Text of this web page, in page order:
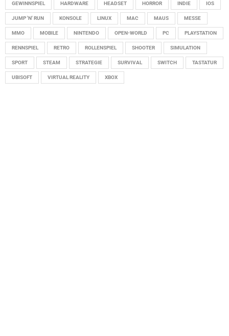
GEWINNSPIEL HARDWARE HEADSET HORROR INDIE IOS
JUMP 'N' RUN KONSOLE LINUX MAC MAUS MESSE
MMO MOBILE NINTENDO OPEN-WORLD PC PLAYSTATION
RENNSPIEL RETRO ROLLENSPIEL SHOOTER SIMULATION
SPORT STEAM STRATEGIE SURVIVAL SWITCH TASTATUR
UBISOFT VIRTUAL REALITY XBOX